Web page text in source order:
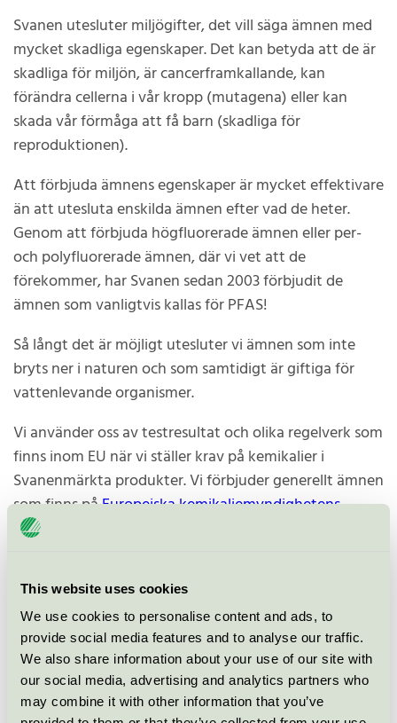
This website uses cookies
We use cookies to personalise content and ads, to
provide social media features and to analyse our traffic.
We also share information about your use of our site with
our social media, advertising and analytics partners who
may combine it with other information that you’ve
Svanen utesluter miljögifter, det vill säga ämnen med
mycket skadliga egenskaper. Det kan betyda att de är
skadliga för miljön, är cancerframkallande, kan
förändra cellerna i vår kropp (mutagena) eller kan
skada vår förmåga att få barn (skadliga för
reproduktionen).
Att förbjuda ämnens egenskaper är mycket effektivare
än att utesluta enskilda ämnen efter vad de heter.
Genom att förbjuda högfluorerade ämnen eller per-
och polyfluorerade ämnen, där vi vet att de
förekommer, har Svanen sedan 2003 förbjudit de
ämnen som vanligtvis kallas för PFAS!
Så långt det är möjligt utesluter vi ämnen som inte
bryts ner i naturen och som samtidigt är giftiga för
vattenlevande organismer.
Vi använder oss av testresultat och olika regelverk som
finns inom EU när vi ställer krav på kemikalier i
Svanenmärkta produkter. Vi förbjuder generellt ämnen
som finns påEuropeiska kemikaliemyndighetens
(ECHA) lista över Substances of very high consern.
Exempel på ämnen som vi alltid har mycket
stränga krav på:
Siloxaner (D4, D5)
Ftalater